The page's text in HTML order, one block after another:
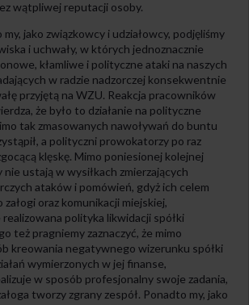
wątpliwej reputacji osoby.
my, jako związkowcy i udziałowcy, podjęliśmy
i uchwały, w których jednoznacznie
kłamliwe i polityczne ataki na naszych
w radzie nadzorczej konsekwentnie
przyjętą na WZU. Reakcja pracowników
że było to działanie na polityczne
tak zmasowanych nawoływań do buntu
a polityczni prowokatorzy po raz
klęskę. Mimo poniesionej kolejnej
ustają w wysiłkach zmierzających
ataków i pomówień, gdyż ich celem
oraz komunikacji miejskiej,
polityka likwidacji spółki
też pragniemy zaznaczyć, że mimo
kreowania negatywnego wizerunku spółki
wymierzonych w jej finanse,
w sposób profesjonalny swoje zadania,
tworzy zgrany zespół. Ponadto my, jako